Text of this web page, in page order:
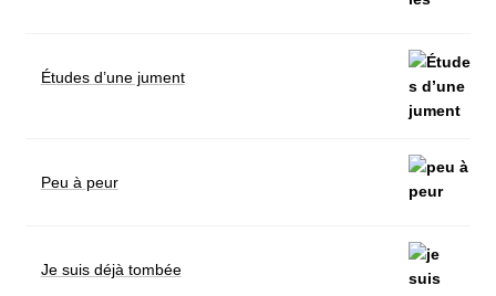
Études d’une jument
Peu à peur
Je suis déjà tombée